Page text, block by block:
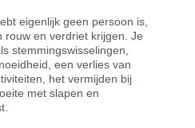
eigenlijk geen persoon is,
rouw en verdriet krijgen. Je
stemmingswisselingen,
een verlies van
het vermijden bij
met slapen en